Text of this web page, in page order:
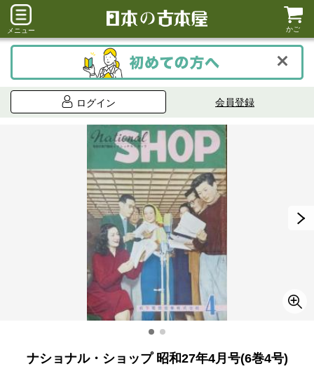
メニュー かご
ログイン 会員登録
ナショナル・ショップ 昭和27年4月号(6巻4号)